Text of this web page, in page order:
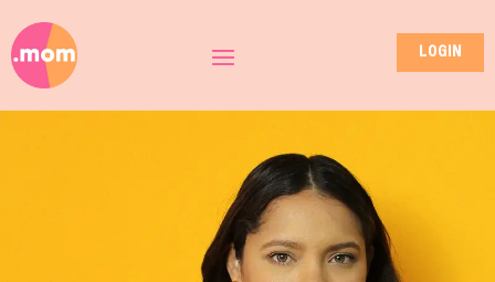
LOGIN